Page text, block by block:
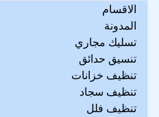
الاقسام
المدونة
تسليك مجاري
تنسيق حدائق
تنظيف خزانات
تنظيف سجاد
تنظيف فلل